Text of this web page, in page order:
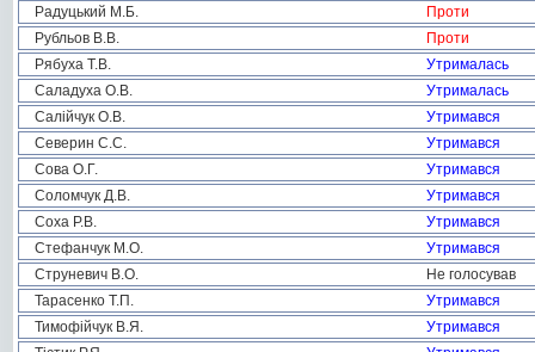
Радуцький М.Б.
Проти
Рубльов В.В.
Проти
Рябуха Т.В.
Утрималась
Саладуха О.В.
Утрималась
Салійчук О.В.
Утримався
Северин С.С.
Утримався
Сова О.Г.
Утримався
Соломчук Д.В.
Утримався
Соха Р.В.
Утримався
Стефанчук М.О.
Утримався
Струневич В.О.
Не голосував
Тарасенко Т.П.
Утримався
Тимофійчук В.Я.
Утримався